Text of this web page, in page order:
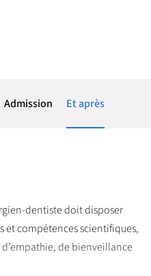
Admission Et après
dentiste doit disposer
et compétences scientifiques,
de bienveillance